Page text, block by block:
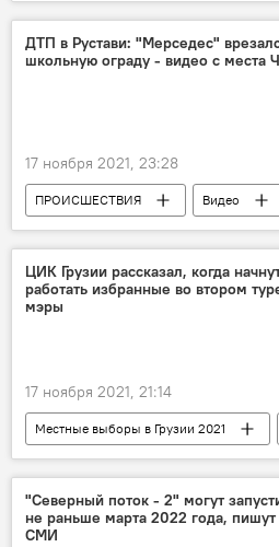
ДТП в Рустави: "Мерседес"
школьную ограду - видео с места
17 ноября 2021, 23:28
ПРОИСШЕСТВИЯ
Видео
Мультимедиа
ДТП
ЦИК Грузии рассказал, когда
работать избранные во втором
мэры
17 ноября 2021, 21:14
Местные выборы в Грузии 2021
НОВОСТИ
Грузия
"Северный поток - 2" могут
не раньше марта 2022 года, пишут
СМИ